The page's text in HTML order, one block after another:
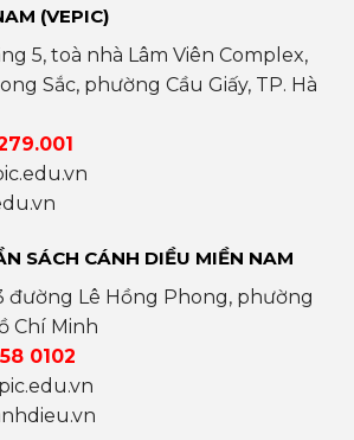
(VEPIC)
5, toà nhà Lâm Viên Complex,
Sắc, phường Cầu Giấy, TP. Hà
SÁCH CÁNH DIỀU MIỀN NAM
đường Lê Hồng Phong, phường
Chí Minh
0102